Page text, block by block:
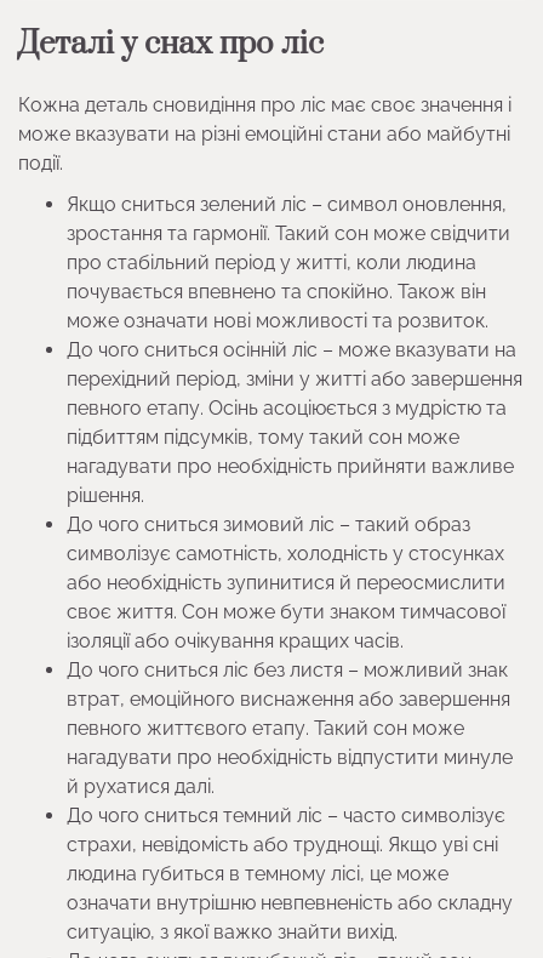
Деталі у снах про ліс
Кожна деталь сновидіння про ліс має своє значення і
може вказувати на різні емоційні стани або майбутні
події.
Якщо сниться зелений ліс – символ оновлення,
зростання та гармонії. Такий сон може свідчити
про стабільний період у житті, коли людина
почувається впевнено та спокійно. Також він
може означати нові можливості та розвиток.
До чого сниться осінній ліс – може вказувати на
перехідний період, зміни у житті або завершення
певного етапу. Осінь асоціюється з мудрістю та
підбиттям підсумків, тому такий сон може
нагадувати про необхідність прийняти важливе
рішення.
До чого сниться зимовий ліс – такий образ
символізує самотність, холодність у стосунках
або необхідність зупинитися й переосмислити
своє життя. Сон може бути знаком тимчасової
ізоляції або очікування кращих часів.
До чого сниться ліс без листя – можливий знак
втрат, емоційного виснаження або завершення
певного життєвого етапу. Такий сон може
нагадувати про необхідність відпустити минуле
й рухатися далі.
До чого сниться темний ліс – часто символізує
страхи, невідомість або труднощі. Якщо уві сні
людина губиться в темному лісі, це може
означати внутрішню невпевненість або складну
ситуацію, з якої важко знайти вихід.